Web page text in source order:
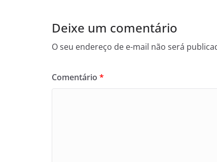
Deixe um comentário
O seu endereço de e-mail não será
Comentário *